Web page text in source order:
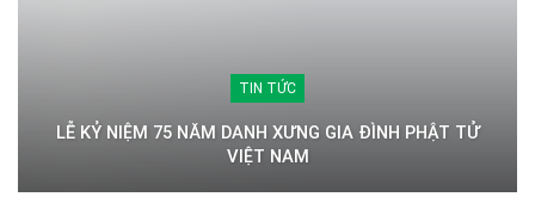
TIN TỨC
LỄ KỶ NIỆM 75 NĂM DANH XƯNG GIA ĐÌNH PHẬT TỬ
VIỆT NAM